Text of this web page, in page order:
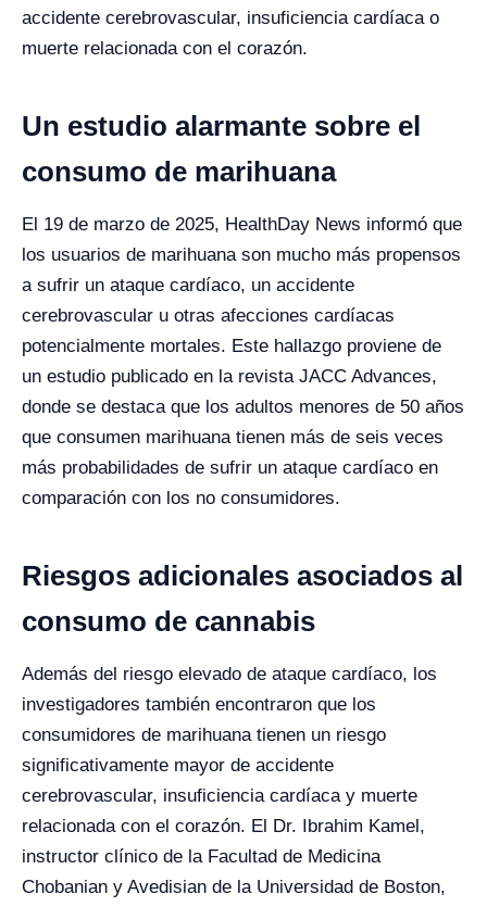
accidente cerebrovascular, insuficiencia cardíaca o
muerte relacionada con el corazón.
Un estudio alarmante sobre el
consumo de marihuana
El 19 de marzo de 2025, HealthDay News informó que
los usuarios de marihuana son mucho más propensos
a sufrir un ataque cardíaco, un accidente
cerebrovascular u otras afecciones cardíacas
potencialmente mortales. Este hallazgo proviene de
un estudio publicado en la revista JACC Advances,
donde se destaca que los adultos menores de 50 años
que consumen marihuana tienen más de seis veces
más probabilidades de sufrir un ataque cardíaco en
comparación con los no consumidores.
Riesgos adicionales asociados al
consumo de cannabis
Además del riesgo elevado de ataque cardíaco, los
investigadores también encontraron que los
consumidores de marihuana tienen un riesgo
significativamente mayor de accidente
cerebrovascular, insuficiencia cardíaca y muerte
relacionada con el corazón. El Dr. Ibrahim Kamel,
instructor clínico de la Facultad de Medicina
Chobanian y Avedisian de la Universidad de Boston,